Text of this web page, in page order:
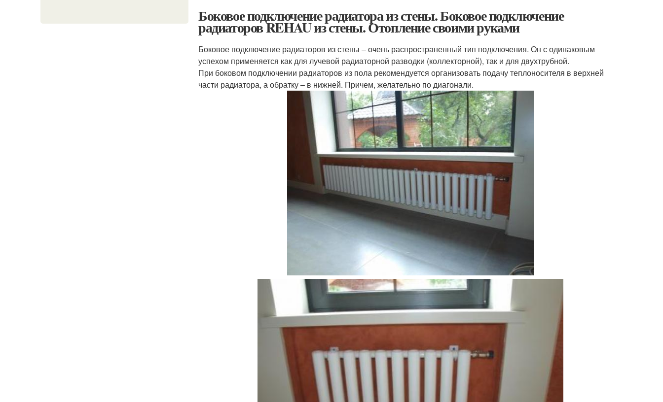
Боковое подключение радиатора из стены. Боковое подключение
радиаторов REHAU из стены. Отопление своими руками
Боковое подключение радиаторов из стены – очень распространенный тип подключения. Он с одинаковым
успехом применяется как для лучевой радиаторной разводки (коллекторной), так и для двухтрубной.
При боковом подключении радиаторов из пола рекомендуется организовать подачу теплоносителя в верхней
части радиатора, а обратку – в нижней. Причем, желательно по диагонали.